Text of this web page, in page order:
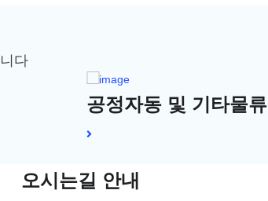
다
공정자동 및 기타물류
오시는길 안내